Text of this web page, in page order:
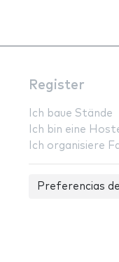
Register
Ich baue Stände
Ich bin eine
Ich organisiere
Preferencias